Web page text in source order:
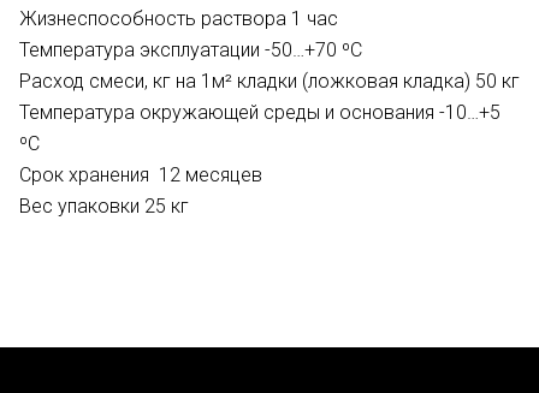
Жизнеспособность раствора 1 час
Температура эксплуатации -50…+70 ºС
Расход смеси, кг на 1м² кладки (ложковая кладка) 50 кг
Температура окружающей среды и основания -10…+5
ºС
Срок хранения 12 месяцев
Вес упаковки 25 кг